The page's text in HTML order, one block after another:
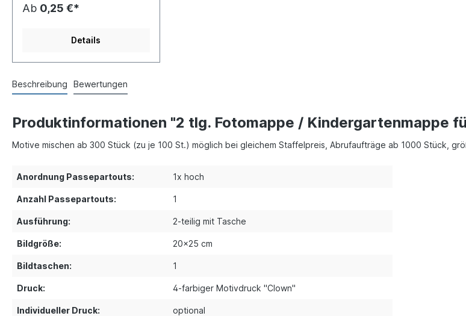
Ab 0,25 €*
Details
Beschreibung Bewertungen
Produktinformationen "2 tlg. Fotomappe / Kindergartenmappe
Motive mischen ab 300 Stück (zu je 100 St.) möglich bei gleichem Staffelpreis, Abrufaufträge ab 1000 Stück,
Anordnung Passepartouts: 1x hoch
Anzahl Passepartouts: 1
Ausführung: 2-teilig mit Tasche
Bildgröße: 20x25 cm
Bildtaschen: 1
Druck: 4-farbiger Motivdruck "Clown"
Individueller Druck: optional